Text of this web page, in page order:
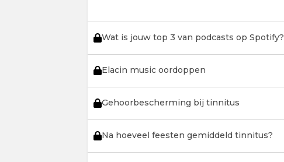
Wat is jouw top 3 van podcasts op Spotify?
Elacin music oordoppen
Gehoorbescherming bij tinnitus
Na hoeveel feesten gemiddeld tinnitus?